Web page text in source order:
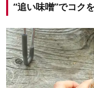
“追い味噌”でコク